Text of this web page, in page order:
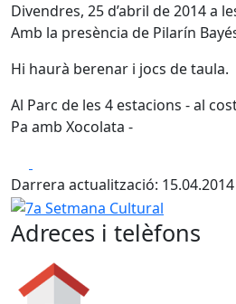
Divendres, 25 d’abril de 2014 a
Amb la presència de Pilarín
Hi haurà berenar i jocs de taula.
Al Parc de les 4 estacions - al
Pa amb Xocolata -
Darrera actualització:
7a Setmana Cultural
Adreces i telèfons